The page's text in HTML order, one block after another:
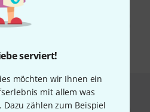
serviert!
möchten wir Ihnen ein
mit allem was
zählen zum Beispiel
stimmen Sie dem Erhalt von E-Mail-
E-Mail-Nutzungsverhaltens zu. Die
Weitere Informationen finden Sie in
Pflichtfeld